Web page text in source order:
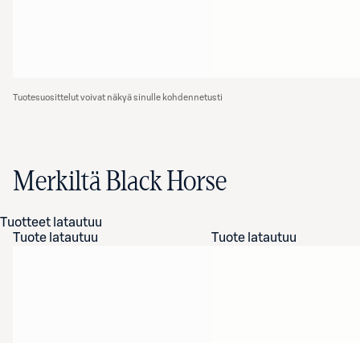
Tuotesuosittelut voivat näkyä sinulle kohdennetusti
Merkiltä Black Horse
Tuotteet latautuu
Tuote latautuu
Tuote latautuu